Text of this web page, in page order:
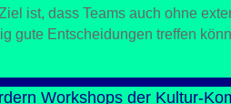
ist, dass Teams auch ohne
gute Entscheidungen treffen
Workshops der Kultur-